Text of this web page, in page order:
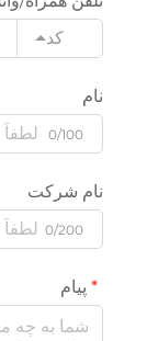
کد
نام
0/100
نام شرکت
0/200
پیام